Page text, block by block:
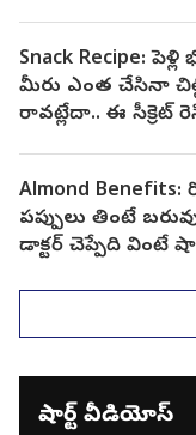
Snack Recipe:
మీరు ఎంత చేసినా
రావట్లేదా.. ఈ సీక్రెట్
Almond Benefits:
పప్పులు తింటే
డాక్టర్ చెప్పేది వింటే
షార్ట్ వీడియోస్